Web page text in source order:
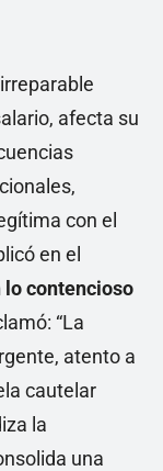
afecta su
con el
en el
lo contencioso
“La
atento a
cautelar
la
una